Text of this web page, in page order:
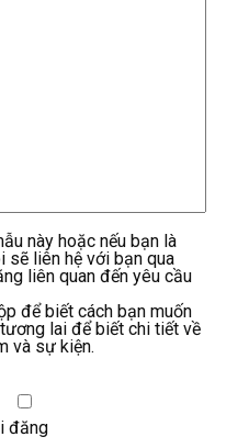
này hoặc nếu bạn là
sẽ liên hệ với bạn qua
liên quan đến yêu cầu
để biết cách bạn muốn
lai để biết chi tiết về
và sự kiện.
đăng